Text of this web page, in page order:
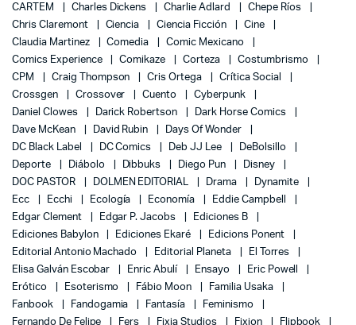
CARTEM
Charles Dickens Charlie Adlard
Chepe Ríos
Chris Claremont
Ciencia Ciencia Ficción
Cine
Claudia Martinez
Comedia
Comic Mexicano
Comics Experience
Comikaze Corteza
Costumbrismo
CPM
Craig Thompson Cris Ortega
Crítica Social
Crossgen
Crossover Cuento
Cyberpunk
Daniel Clowes
Darick Robertson
Dark Horse Comics
Dave McKean
David Rubin
Days Of Wonder
DC Black Label
DC Comics Deb JJ Lee
DeBolsillo
Deporte
Diábolo Dibbuks Diego Pun
Disney
DOC PASTOR
DOLMEN EDITORIAL Drama
Dynamite
Ecc
Ecchi Ecología Economía
Eddie Campbell
Edgar Clement
Edgar P. Jacobs
Ediciones B
Ediciones Babylon
Ediciones Ekaré
Edicions Ponent
Editorial Antonio Machado
Editorial Planeta
El Torres
Elisa Galván Escobar
Enric Abulí Ensayo
Eric Powell
Erótico
Esoterismo Fábio Moon
Familia Usaka
Fanbook
Fandogamia Fantasía
Feminismo
Fernando De Felipe
Fers Fixia Studios Fixion
Flipbook